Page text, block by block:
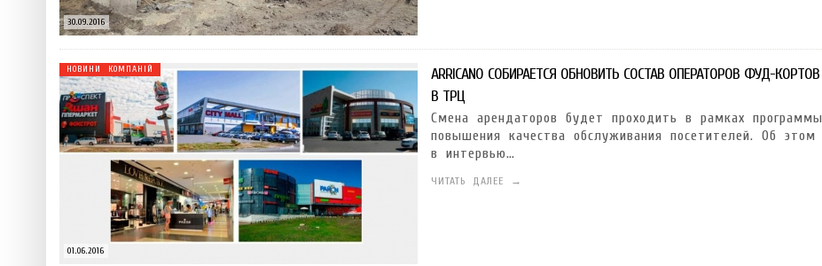
30.09.2016
01.06.2016
НОВИНИ КОМПАНІЙ
ARRICANO СОБИРАЕТСЯ ОБНОВИТЬ СОСТАВ ОПЕРАТОРОВ ФУД-КОРТОВ
В ТРЦ
Смена арендаторов будет проходить в рамках программы
повышения качества обслуживания посетителей. Об этом
в интервью…
ЧИТАТЬ ДАЛЕЕ →